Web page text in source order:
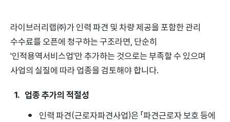
라이브러리랩(주)가 인력 파견 및 차량 제공을 포함한 관리
수수료를 오픈에 청구하는 구조라면, 단순히
'인적용역서비스업'만 추가하는 것으로는 부족할 수 있으며
사업의 실질에 따라 업종을 검토해야 합니다.
업종 추가의 적절성
인력 파견(근로자파견사업)은 「파견근로자 보호 등에